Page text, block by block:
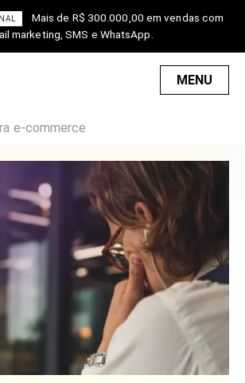
Mais de R$ 300.000,00 em vendas com
marketing, SMS e WhatsApp.
MENU
e-commerce